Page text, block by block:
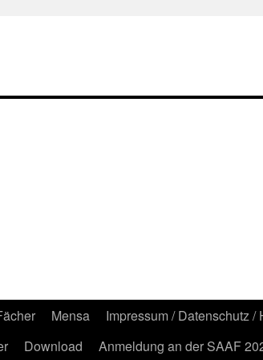
Mensa
Impressum / Datenschutz
Download Anmeldung an der SAAF